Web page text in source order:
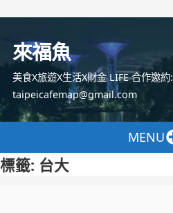
容
來福魚
美食X旅遊X生活X財金 LIFE 合作邀約:
taipeicafemap@gmail.com
MENU
標籤: 台大